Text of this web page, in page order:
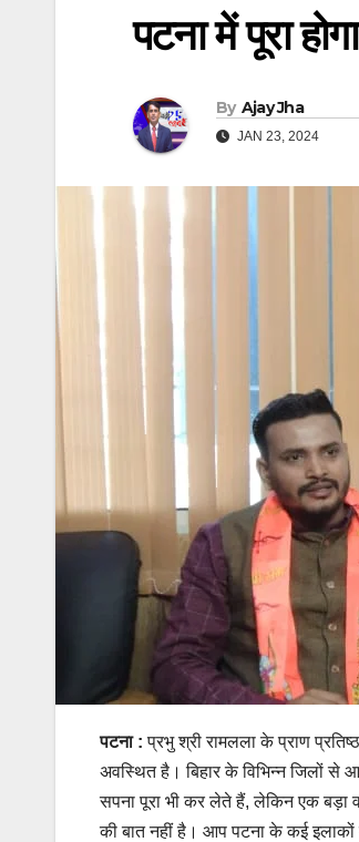
पटना में पूरा
By Ajay Jha
JAN 23, 2024
पटना :प्रभु श्री रामलला के प्राण
अवस्थित है। बिहार के विभिन्न जिलों से
सपना पूरा भी कर लेते हैं, लेकिन एक बड़ा
की बात नहीं है। आप पटना के कई